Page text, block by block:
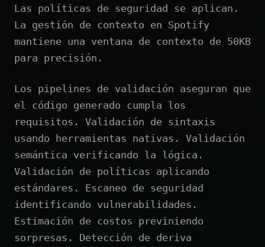
Las políticas de seguridad se aplican.
La gestión de contexto en Spotify
mantiene una ventana de contexto de 50KB
para precisión.
Los pipelines de validación aseguran que
el código generado cumpla los
requisitos. Validación de sintaxis
usando herramientas nativas. Validación
semántica verificando la lógica.
Validación de políticas aplicando
estándares. Escaneo de seguridad
identificando vulnerabilidades.
Estimación de costos previniendo
sorpresas. Detección de deriva